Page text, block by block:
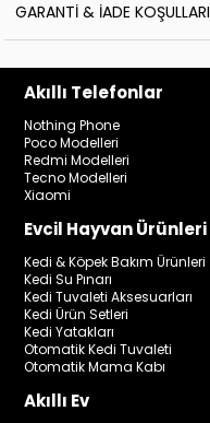
GARANTI & İADE KOŞULLARI
Akıllı Telefonlar
Nothing Phone
Poco Modelleri
Redmi Modelleri
Tecno Modelleri
Xiaomi
Evcil Hayvan Ürünleri
Kedi & Köpek Bakım Ürünleri
Kedi Su Pınarı
Kedi Tuvaleti Aksesuarları
Kedi Ürün Setleri
Kedi Yatakları
Otomatik Kedi Tuvaleti
Otomatik Mama Kabı
Akıllı Ev